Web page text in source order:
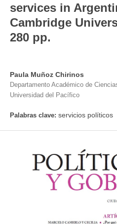
services in
Cambridge
280 pp.
Paula Muñoz Chirinos
Departamento Académico de
Universidad del Pacífico
Palabras clave: servicios políticos